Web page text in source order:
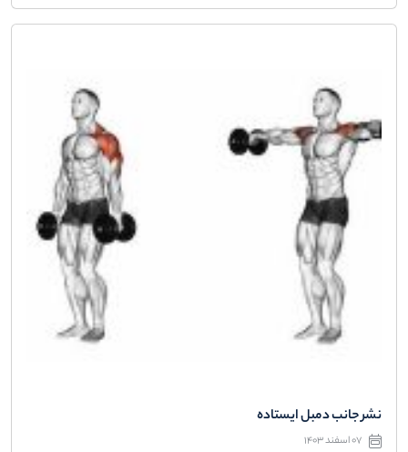
نشر جانب دمبل ایستاده
07 اسفند 1403